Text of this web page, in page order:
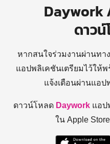
Daywork
ดาว
หากสนใจร่วมงานผ่านทา
แอปพลิเคชันเตรียมไว้ให้พ
แจ้งเตือนผ่านแอ
ดาวน์โหลด Daywork แอป
ใน Apple